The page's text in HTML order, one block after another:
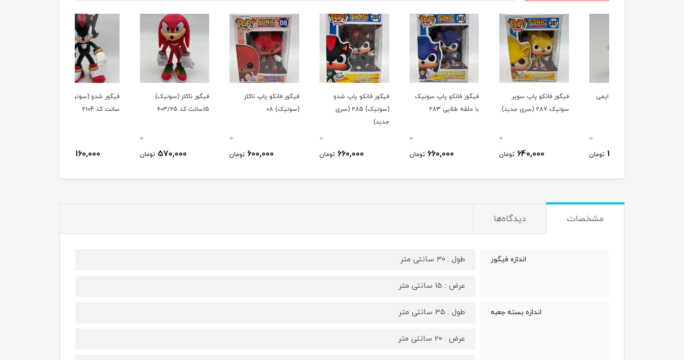
فیگور فانکو پاپ سوپر
تومان
فیگور فانکو پاپ سونیک
با حلقه طلایی 283
تومان
فیگور فانکو پاپ شدو
(سونیک) 285 (سری
تومان
فیگور فانکو پاپ ناکلز
تومان
فیگور ناکلز (سونیک)
تومان
فیگور شدو (سونیک) 33
تومان
مشخصات دیدگاه‌ها
اندازه فیگور طول : 30 سانتی متر
عرض : 15 سانتی متر
اندازه بسته جعبه طول : 35 سانتی متر
عرض : 20 سانتی متر